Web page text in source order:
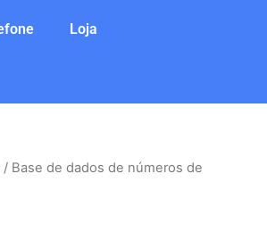
Loja
/ Base de dados de números de